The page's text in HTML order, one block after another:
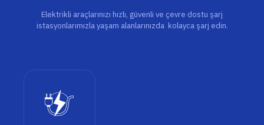
Elektrikli araçlarınızı hızlı, güvenli ve çevre dostu şarj
istasyonlarımızla yaşam alanlarınızda kolayca şarj edin.